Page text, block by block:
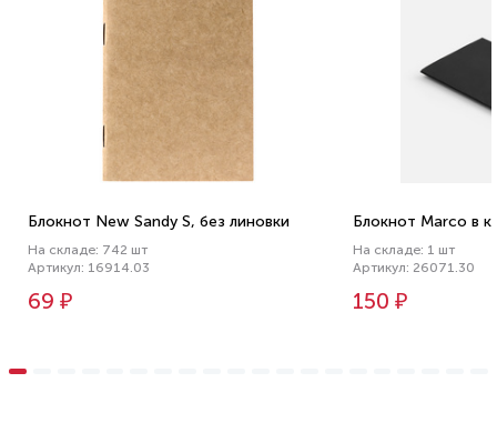
Блокнот New Sandy S, без линовки
На складе: 742 шт
Артикул: 16914.03
69 ₽
Блокнот Marco в
На складе: 1 шт
Артикул: 26071.30
150 ₽